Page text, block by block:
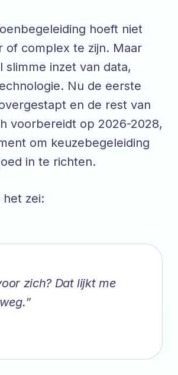
hoeft niet
of complex te zijn. Maar
slimme inzet van data,
Nu de eerste
en de rest van
voorbereidt op 2026-2028,
om keuzebegeleiding
in te richten.
het zei:
zich? Dat lijkt me